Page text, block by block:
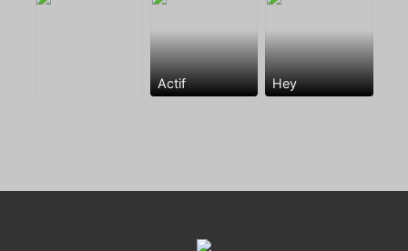
Actif Hey